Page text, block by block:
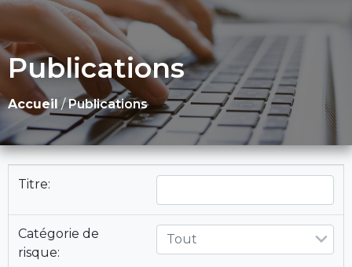
Publications
Accueil /Publications
Titre:
Catégorie de
risque:
Tout